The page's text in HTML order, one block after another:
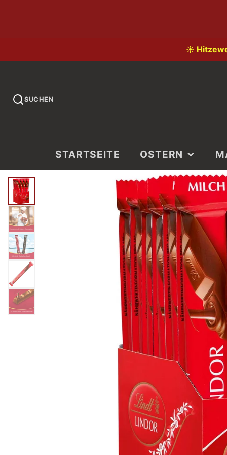
☀️
SUCHEN
STARTSEITE OSTERN
HOL DIR DEINEN GOLDHASEN
Der Klassiker für dein Osternest – zart